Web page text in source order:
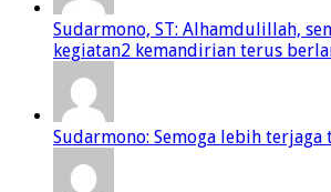
Sudarmono, ST: Alhamdulillah,
kegiatan2 kemandirian terus
Sudarmono: Semoga lebih terjaga